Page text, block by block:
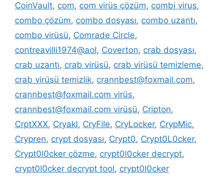
CoinVault, com, com virüs çözüm, combi virus,
combo çözüm, combo dosyası, combo uzantı,
combo virüsü, Comrade Circle,
contreavilli1974@aol, Coverton, crab dosyası,
crab uzantı, crab virüsü, crab virüsü temizleme,
crab virüsü temizlik, crannbest@foxmail.com,
crannbest@foxmail.com virüs,
crannbest@foxmail.com virüsü, Cripton,
CrptXXX, Cryakl, CryFile, CryLocker, CrypMic,
Crypren, crypt dosyası, Crypt0, Crypt0L0cker,
Crypt0l0cker çözme, crypt0l0cker decrypt,
crypt0l0cker decrypt tool, crypt0l0cker